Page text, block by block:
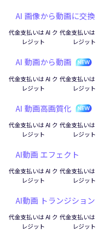
AI 画像から動画に交換
代金支払いは AI ク
レジット
代金支払いは
レジット
AI 動画から動画
代金支払いは AI ク
レジット
代金支払いは
レジット
AI 動画高画質化
代金支払いは AI ク
レジット
代金支払いは
レジット
AI動画 エフェクト
代金支払いは AI ク
レジット
代金支払いは
レジット
AI動画 トランジション
代金支払いは AI ク
レジット
代金支払いは
レジット